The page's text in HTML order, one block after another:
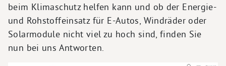
beim Klimaschutz helfen kann und ob der Energie-
und Rohstoffeinsatz für E-Autos, Windräder oder
Solarmodule nicht viel zu hoch sind, finden Sie
nun bei uns Antworten.